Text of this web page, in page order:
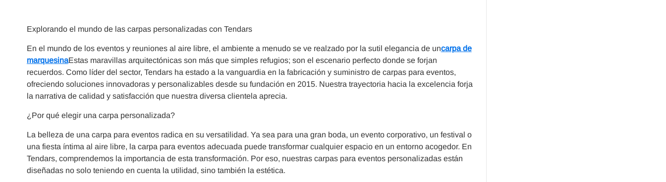
Explorando el mundo de las carpas personalizadas con Tendars
En el mundo de los eventos y reuniones al aire libre, el ambiente a menudo se ve realzado por la sutil elegancia de uncarpa de
marquesinaEstas maravillas arquitectónicas son más que simples refugios; son el escenario perfecto donde se forjan
recuerdos. Como líder del sector, Tendars ha estado a la vanguardia en la fabricación y suministro de carpas para eventos,
ofreciendo soluciones innovadoras y personalizables desde su fundación en 2015. Nuestra trayectoria hacia la excelencia forja
la narrativa de calidad y satisfacción que nuestra diversa clientela aprecia.
¿Por qué elegir una carpa personalizada?
La belleza de una carpa para eventos radica en su versatilidad. Ya sea para una gran boda, un evento corporativo, un festival o
una fiesta íntima al aire libre, la carpa para eventos adecuada puede transformar cualquier espacio en un entorno acogedor. En
Tendars, comprendemos la importancia de esta transformación. Por eso, nuestras carpas para eventos personalizadas están
diseñadas no solo teniendo en cuenta la utilidad, sino también la estética.